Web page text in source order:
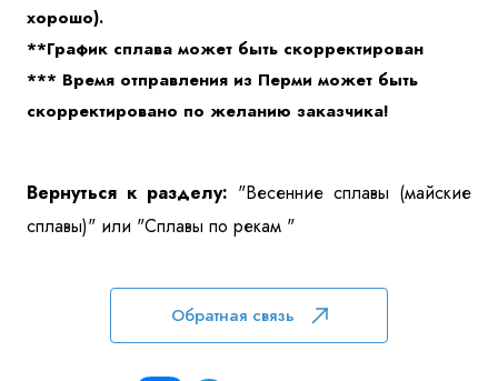
хорошо).
**График сплава может быть скорректирован
*** Время отправления из Перми может быть
скорректировано по желанию заказчика!
Вернуться к разделу: "Весенние сплавы (майские
сплавы)" или "Сплавы по рекам "
Обратная связь